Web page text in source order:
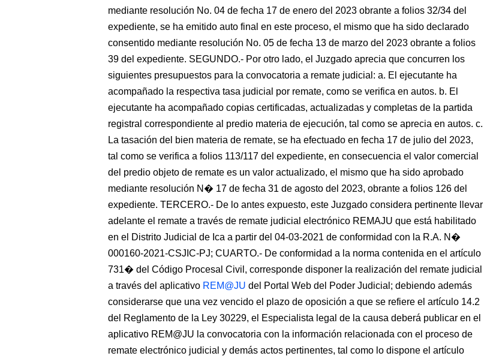
mediante resolución No. 04 de fecha 17 de enero del 2023 obrante a folios 32/34 del
expediente, se ha emitido auto final en este proceso, el mismo que ha sido declarado
consentido mediante resolución No. 05 de fecha 13 de marzo del 2023 obrante a folios
39 del expediente. SEGUNDO.- Por otro lado, el Juzgado aprecia que concurren los
siguientes presupuestos para la convocatoria a remate judicial: a. El ejecutante ha
acompañado la respectiva tasa judicial por remate, como se verifica en autos. b. El
ejecutante ha acompañado copias certificadas, actualizadas y completas de la partida
registral correspondiente al predio materia de ejecución, tal como se aprecia en autos. c.
La tasación del bien materia de remate, se ha efectuado en fecha 17 de julio del 2023,
tal como se verifica a folios 113/117 del expediente, en consecuencia el valor comercial
del predio objeto de remate es un valor actualizado, el mismo que ha sido aprobado
mediante resolución N� 17 de fecha 31 de agosto del 2023, obrante a folios 126 del
expediente. TERCERO.- De lo antes expuesto, este Juzgado considera pertinente llevar
adelante el remate a través de remate judicial electrónico REMAJU que está habilitado
en el Distrito Judicial de Ica a partir del 04-03-2021 de conformidad con la R.A. N�
000160-2021-CSJIC-PJ; CUARTO.- De conformidad a la norma contenida en el artículo
731� del Código Procesal Civil, corresponde disponer la realización del remate judicial
a través del aplicativo REM@JU del Portal Web del Poder Judicial; debiendo además
considerarse que una vez vencido el plazo de oposición a que se refiere el artículo 14.2
del Reglamento de la Ley 30229, el Especialista legal de la causa deberá publicar en el
aplicativo REM@JU la convocatoria con la información relacionada con el proceso de
remate electrónico judicial y demás actos pertinentes, tal como lo dispone el artículo